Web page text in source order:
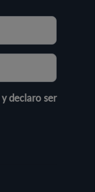
y declaro ser